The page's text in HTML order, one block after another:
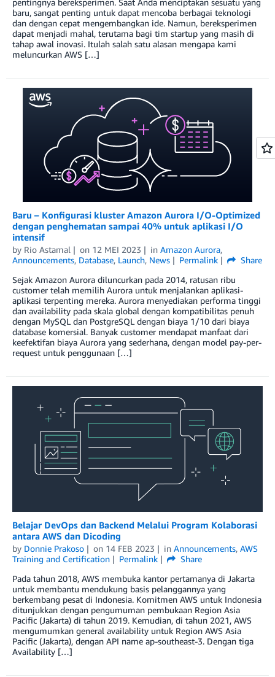
baru, sangat penting untuk dapat mencoba berbagai teknologi
dan dengan cepat mengembangkan ide. Namun, bereksperimen
dapat menjadi mahal, terutama bagi tim startup yang masih di
tahap awal inovasi. Itulah salah satu alasan mengapa kami
meluncurkan AWS […]
Baru – Konfigurasi kluster Amazon Aurora I/O-Optimized
dengan penghematan sampai 40% untuk aplikasi I/O
intensif
by Rio Astamal on 12 MEI 2023 in Amazon Aurora,
Announcements, Database, Launch, News Permalink
Share
Sejak Amazon Aurora diluncurkan pada 2014, ratusan ribu
customer telah memilih Aurora untuk menjalankan aplikasi-
aplikasi terpenting mereka. Aurora menyediakan performa tinggi
dan availability pada skala global dengan kompatibilitas penuh
dengan MySQL dan PostgreSQL dengan biaya 1/10 dari biaya
database komersial. Banyak customer mendapat manfaat dari
keefektifan biaya Aurora yang sederhana, dengan model pay-per-
request untuk penggunaan […]
Belajar DevOps dan Backend Melalui Program Kolaborasi
antara AWS dan Dicoding
by Donnie Prakoso on 14 FEB 2023 in Announcements, AWS
Training and Certification
Permalink
Share
Pada tahun 2018, AWS membuka kantor pertamanya di Jakarta
untuk membantu mendukung basis pelanggannya yang
berkembang pesat di Indonesia. Komitmen AWS untuk Indonesia
ditunjukkan dengan pengumuman pembukaan Region Asia
Pacific (Jakarta) di tahun 2019. Kemudian, di tahun 2021, AWS
mengumumkan general availability untuk Region AWS Asia
Pacific (Jakarta), dengan API name ap-southeast-3. Dengan tiga
Availability […]